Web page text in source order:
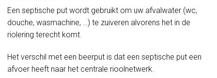
Een septische put wordt gebruikt om uw afvalwater (wc,
douche, wasmachine, …) te zuiveren alvorens het in de
riolering terecht komt.
Het verschil met een beerput is dat een septische put een
afvoer heeft naar het centrale rioolnetwerk.